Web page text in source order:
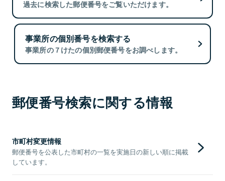
過去に検索した郵便番号をご覧いただけます。
事業所の個別番号を検索する
事業所の７けたの個別郵便番号をお調べします。
郵便番号検索に関する情報
市町村変更情報
郵便番号を公表した市町村の一覧を実施日の新しい順に掲載
しています。